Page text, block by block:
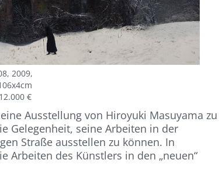
2009,
€
Ausstellung von Hiroyuki Masuyama zu
Gelegenheit, seine Arbeiten in der
Straße ausstellen zu können. In
Arbeiten des Künstlers in den „neuen“